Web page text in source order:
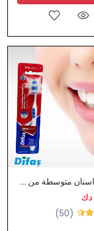
فرشاة اسنان متوسطة من ديفاس
(50)